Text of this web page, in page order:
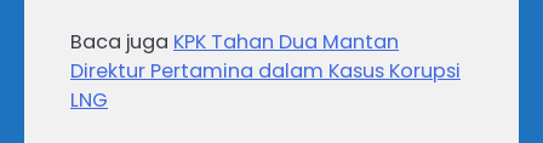
Baca juga KPK Tahan Dua Mantan
Direktur Pertamina dalam Kasus Korupsi
LNG